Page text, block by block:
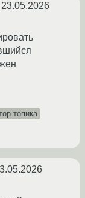
23.05.2026
топика